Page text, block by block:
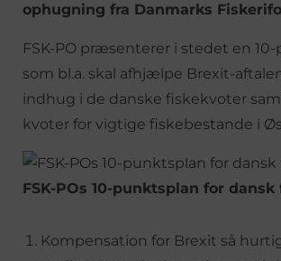
ophugning fra Danmarks
FSK-PO præsenterer i stedet en
som bl.a. skal afhjælpe Brexit-
indhug i de danske fiskekvoter
kvoter for vigtige fiskebestande i
FSK-POs 10-punktsplan for dansk
Kompensation for Brexit så